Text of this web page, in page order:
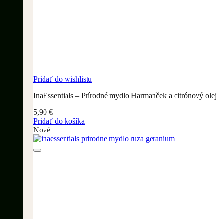
Pridať do wishlistu
InaEssentials – Prírodné mydlo Harmanček a citrónový olej
5,90 €
Pridať do košíka
Nové